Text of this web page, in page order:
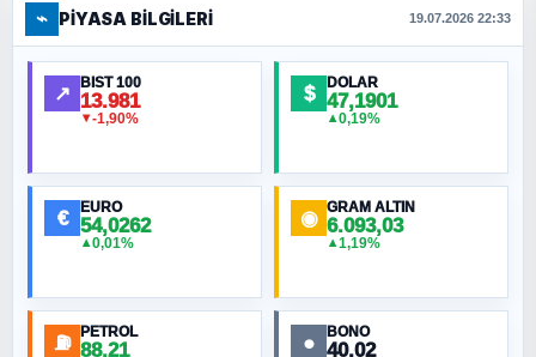
FERHAT BÜYÜKKALKAN
Ankara Zirvesi: NATO Toplantısı mı, Yeni
Ortadoğu Haritasının Provası mı?
MURAT ÖZKAN
⌁ PIYASA BILGILERI 19.07.2026 22:33
↗ BIST 100
13.981
▼-1,90%
$ DOLAR
47,1901
▲0,19%
€ EURO
54,0262
▲0,01%
◉ GRAM ALTIN
6.093,03
▲1,19%
⛽ PETROL
88,21 ● BONO
40,02